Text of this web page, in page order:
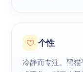
个性
冷静而专注。黑